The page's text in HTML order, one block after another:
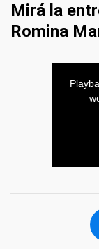
Mirá la
Romina